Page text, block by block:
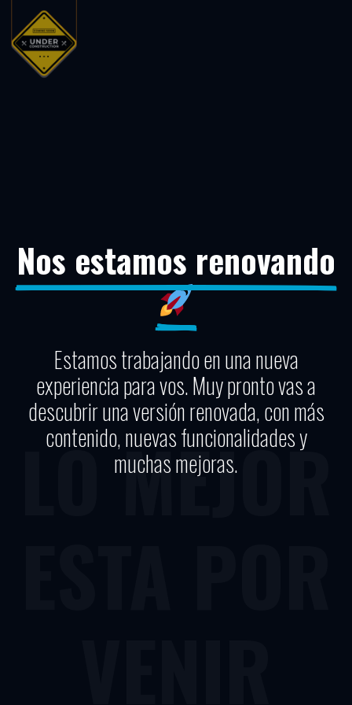
Nos estamos renovando
Estamos trabajando en una nueva
experiencia para vos. Muy pronto vas a
descubrir una versión renovada, con más
contenido, nuevas funcionalidades y
muchas mejoras.
LO MEJOR